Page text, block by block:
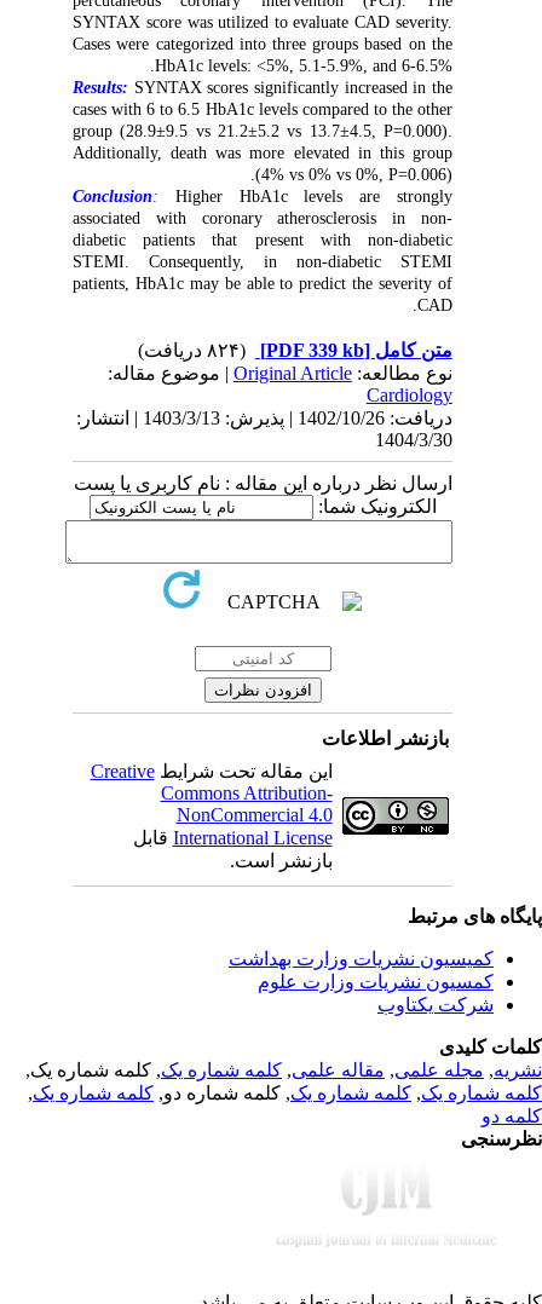
SYNTAX score was utilized to evaluate CAD severity.
Cases were categorized into three groups based on the
HbA1c levels: <5%, 5.1-5.9%, and 6-6.5%.
Results:SYNTAX scores significantly increased in the
cases with 6 to 6.5 HbA1c levels compared to the other
group (28.9±9.5 vs 21.2±5.2 vs 13.7±4.5, P=0.000).
Additionally, death was more elevated in this group
(4% vs 0% vs 0%, P=0.006).
Conclusion
Higher HbA1c levels are strongly
associated with coronary atherosclerosis in non-
diabetic patients that present with non-diabetic
STEMI. Consequently, in non-diabetic STEMI
patients, HbA1c may be able to predict the severity of
CAD.
متن کامل[PDF 339 kb]
نوع مطالعه:Original Article| موضوع مقاله:
Cardiology
دریافت: 1402/10/26 | پذیرش: 1403/3/13 | انتشار:
1404/3/30
ارسال نظر درباره این مقاله : نام کاربری یا پست
الکترونیک شما:
بازنشر اطلاعات
این مقاله تحت شرایطCreative
Commons Attribution-
NonCommercial 4.0
International Licenseقابل
بازنشر است.
های مرتبط
کمیسیون نشریات وزارت بهداشت
کمسیون نشریات وزارت علوم
شرکت یکتاوب
کلیدی
,مجله علمی, مقاله علمی, کلمه شماره یک, کلمه شماره یک,
شماره یک,کلمه شماره یک, کلمه شماره دو,کلمه شماره یک,
دو